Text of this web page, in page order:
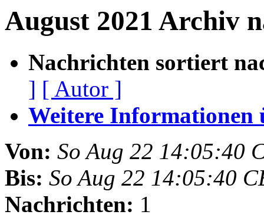
August 2021 Archiv
Nachrichten sortiert
] [ Autor ]
Weitere Informationen
Von: So Aug 22 14:05:40
Bis: So Aug 22 14:05:40
Nachrichten: 1